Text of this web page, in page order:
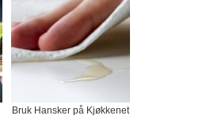
Bruk Hansker på Kjøkkenet